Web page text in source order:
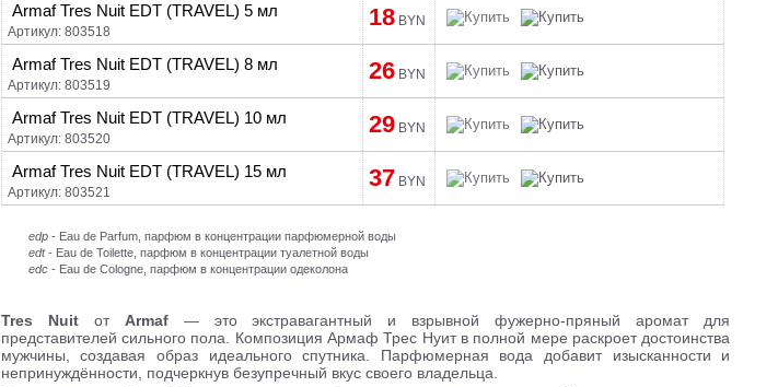
Armaf Tres Nuit EDT (TRAVEL) 5 мл
Артикул: 803518
18 BYN
Armaf Tres Nuit EDT (TRAVEL) 8 мл
Артикул: 803519
26 BYN
Armaf Tres Nuit EDT (TRAVEL) 10 мл
Артикул: 803520
29 BYN
Armaf Tres Nuit EDT (TRAVEL) 15 мл
Артикул: 803521
37 BYN
edp- Eau de Parfum, парфюм в концентрации парфюмерной воды
edt- Eau de Toilette, парфюм в концентрации туалетной воды
edc- Eau de Cologne, парфюм в концентрации одеколона
Tres Nuitот Armaf — это экстравагантный и взрывной фужерно-пряный аромат для
представителей сильного пола. Композиция Армаф Трес Нуит в полной мере раскроет достоинства
мужчины, создавая образ идеального спутника. Парфюмерная вода добавит изысканности и
непринуждённости, подчеркнув безупречный вкус своего владельца.